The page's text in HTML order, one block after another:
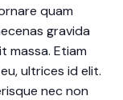
quam
gravida
massa. Etiam
ultrices id elit.
nec non